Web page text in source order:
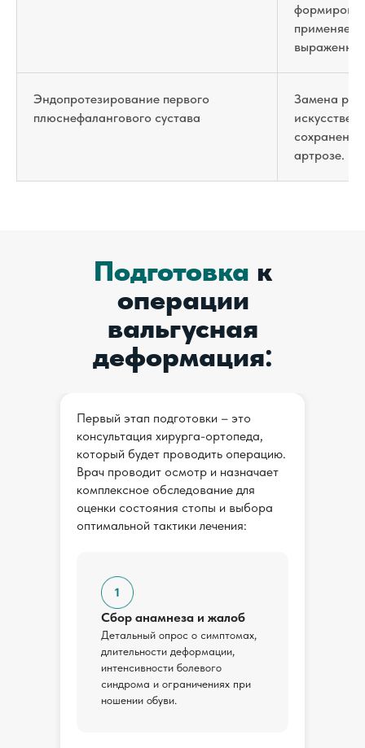
Эндопротезирование первого
плюснефалангового сустава
Замена
артрозе.
Подготовка к
операции
вальгусная
деформация:
Первый этап подготовки – это
консультация хирурга-ортопеда,
который будет проводить операцию.
Врач проводит осмотр и назначает
комплексное обследование для
оценки состояния стопы и выбора
оптимальной тактики лечения:
Сбор анамнеза и жалоб
Детальный опрос о симптомах,
длительности деформации,
интенсивности болевого
синдрома и ограничениях при
ношении обуви.